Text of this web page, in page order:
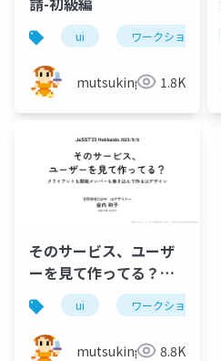
ui ワークショップ
mutsuking 1.8K
そのサービス、ユーザ
ーを見て作ってる？
JaSST'23 Hokkaido講
演資料
ui ワークショップ
mutsuking 8.8K